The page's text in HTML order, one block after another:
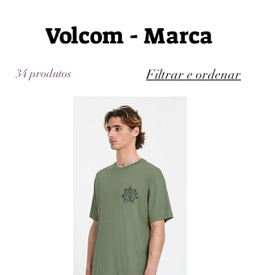
Volcom - Marca
34 produtos Filtrar e ordenar